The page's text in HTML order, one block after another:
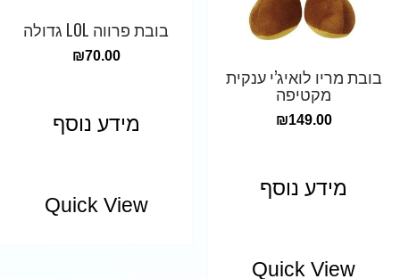
בובת מריו לואיג’י ענקית
מקטיפה
₪149.00
מידע נוסף
Quick View
בובת פרווה LOL גדולה
₪70.00
מידע נוסף
Quick View